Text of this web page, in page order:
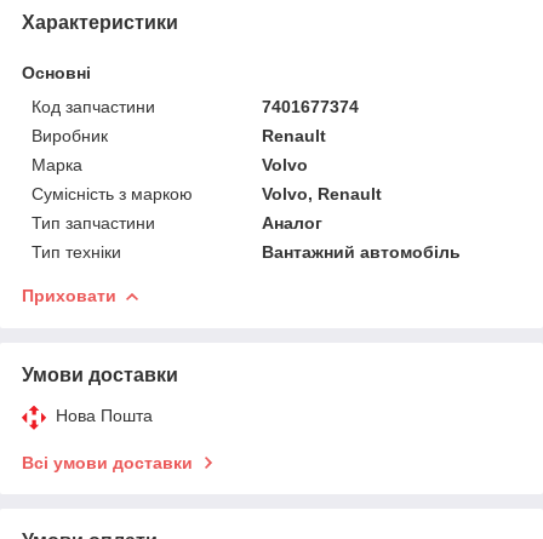
Характеристики
Основні
Код запчастини
7401677374
Виробник
Renault
Марка
Volvo
Сумісність з маркою
Volvo, Renault
Тип запчастини
Аналог
Тип техніки
Вантажний автомобіль
Приховати
Умови доставки
Нова Пошта
Всі умови доставки